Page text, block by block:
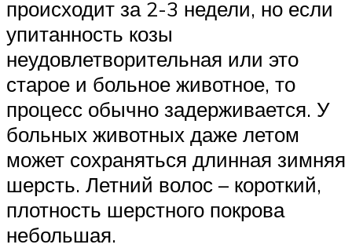
происходит за 2-3 недели, но если
упитанность козы
неудовлетворительная или это
старое и больное животное, то
процесс обычно задерживается. У
больных животных даже летом
может сохраняться длинная зимняя
шерсть. Летний волос – короткий,
плотность шерстного покрова
небольшая.